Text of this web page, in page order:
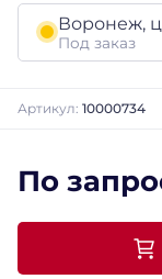
Воронеж,
Под заказ
Артикул: 10000734
По